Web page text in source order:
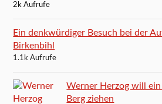
2k Aufrufe
Ein denkwürdiger Besuch bei der
Birkenbihl
1.1k Aufrufe
Werner Herzog will
Berg ziehen